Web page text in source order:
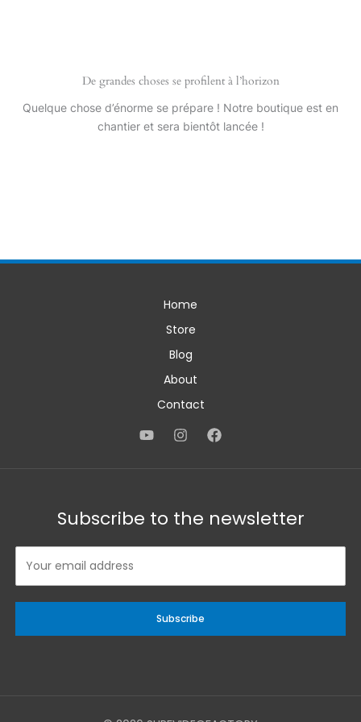
De grandes choses se profilent à l’horizon
Quelque chose d’énorme se prépare ! Notre boutique est en
chantier et sera bientôt lancée !
Home
Store
Blog
About
Contact
Subscribe to the newsletter
Subscribe